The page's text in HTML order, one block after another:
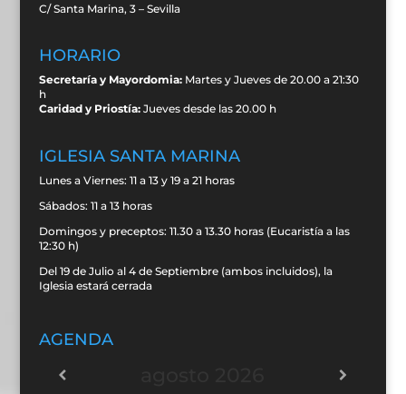
C/ Santa Marina, 3 – Sevilla
HORARIO
Secretaría y Mayordomia:Martes y Jueves de 20.00 a 21:30
h
Caridad y Priostía:Jueves desde las 20.00 h
IGLESIA SANTA MARINA
Lunes a Viernes: 11 a 13 y 19 a 21 horas
Sábados: 11 a 13 horas
Domingos y preceptos: 11.30 a 13.30 horas (Eucaristía a las
12:30 h)
Del 19 de Julio al 4 de Septiembre (ambos incluidos), la
Iglesia estará cerrada
AGENDA